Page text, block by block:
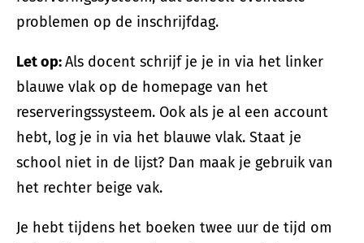
problemen op de inschrijfdag.
Let op:Als docent schrijf je je in via het linker
blauwe vlak op de homepage van het
reserveringssysteem. Ook als je al een account
hebt, log je in via het blauwe vlak. Staat je
school niet in de lijst? Dan maak je gebruik van
het rechter beige vak.
Je hebt tijdens het boeken twee uur de tijd om